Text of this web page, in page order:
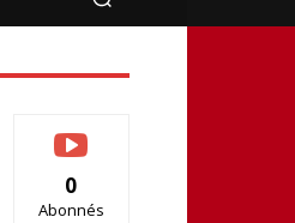
0
Abonnés